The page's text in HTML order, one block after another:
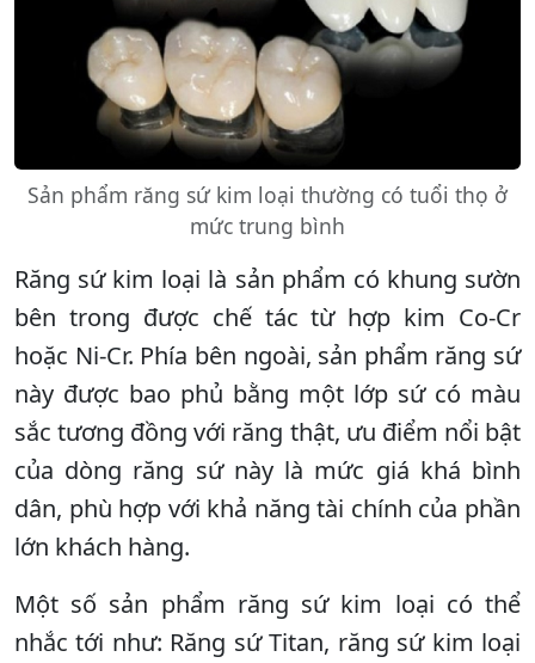
Sản phẩm răng sứ kim loại thường có tuổi thọ ở
mức trung bình
Răng sứ kim loại là sản phẩm có khung sườn
bên trong được chế tác từ hợp kim Co-Cr
hoặc Ni-Cr. Phía bên ngoài, sản phẩm răng sứ
này được bao phủ bằng một lớp sứ có màu
sắc tương đồng với răng thật, ưu điểm nổi bật
của dòng răng sứ này là mức giá khá bình
dân, phù hợp với khả năng tài chính của phần
lớn khách hàng.
Một số sản phẩm răng sứ kim loại có thể
nhắc tới như: Răng sứ Titan, răng sứ kim loại